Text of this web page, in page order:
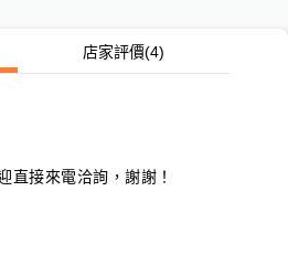
店家評價(4)
直接來電洽詢，謝謝！